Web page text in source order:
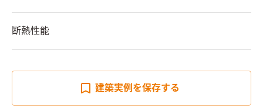
断熱性能
建築実例を保存する